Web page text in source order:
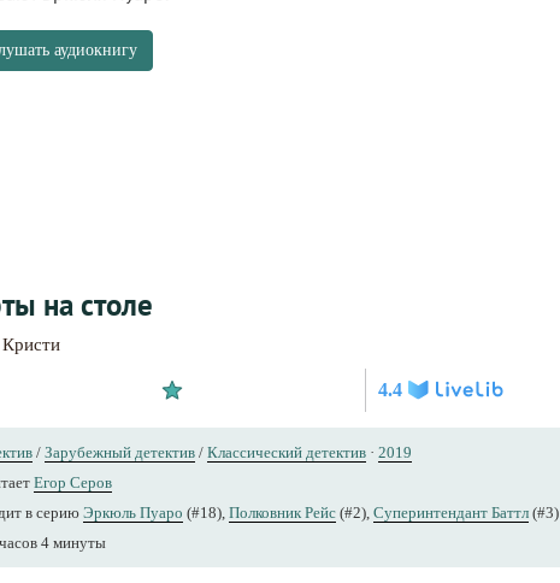
аудиокнигу
на столе
Кристи
4.4
/ Зарубежный детектив / Классический детектив · 2019
Егор Серов
в серию Эркюль Пуаро (#18), Полковник Рейс (#2), Суперинтендант Баттл (#3)
4 минуты